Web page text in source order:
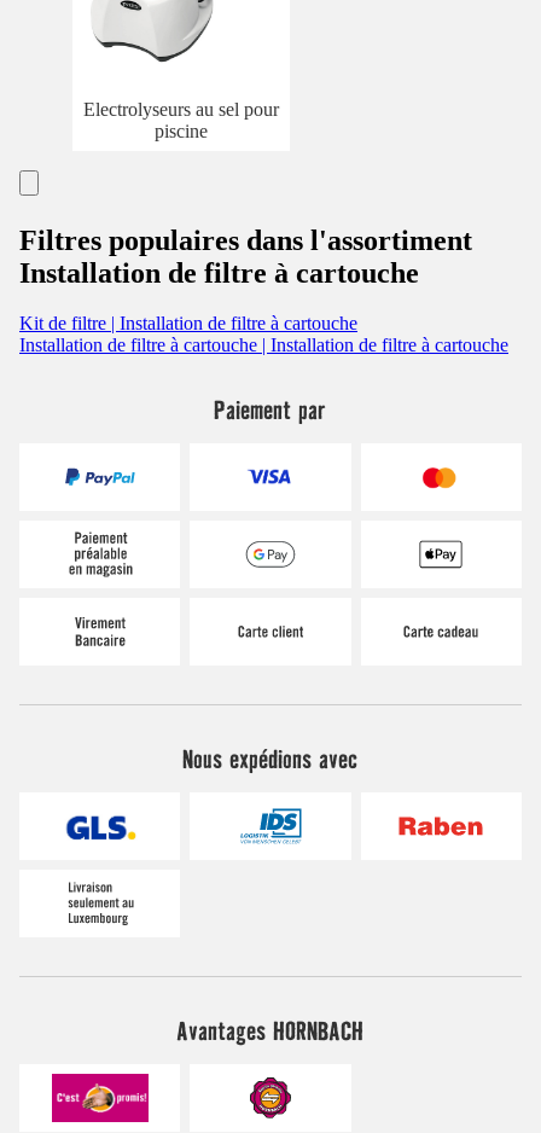
Electrolyseurs au sel pour
piscine
Filtres populaires dans l'assortiment
Installation de filtre à cartouche
Kit de filtre | Installation de filtre à cartouche
Installation de filtre à cartouche | Installation de filtre à cartouche
Paiement par
Nous expédions avec
Avantages HORNBACH